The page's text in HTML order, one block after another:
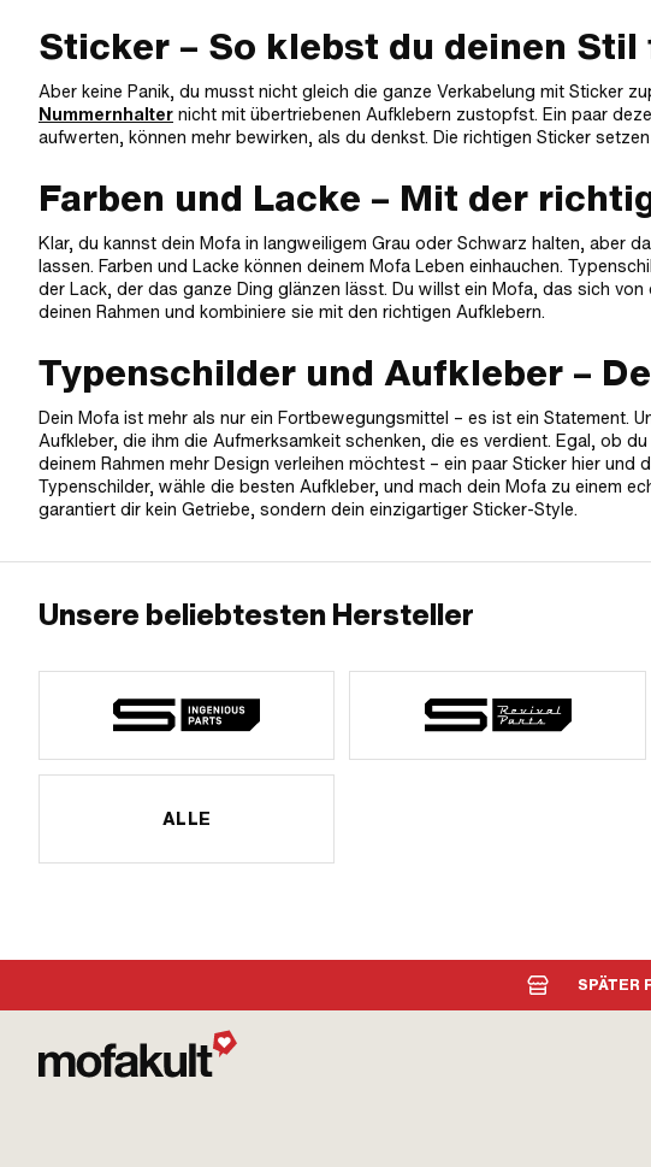
Sticker – So klebst du deinen Stil
Aber keine Panik, du musst nicht gleich die ganze Verkabelung mit Sticker
Nummernhalter nicht mit übertriebenen Aufklebern zustopfst. Ein paar
aufwerten, können mehr bewirken, als du denkst. Die richtigen Sticker
Farben und Lacke – Mit der
Klar, du kannst dein Mofa in langweiligem Grau oder Schwarz halten, aber
lassen. Farben und Lacke können deinem Mofa Leben einhauchen.
der Lack, der das ganze Ding glänzen lässt. Du willst ein Mofa, das sich
deinen Rahmen und kombiniere sie mit den richtigen Aufklebern.
Typenschilder und Aufkleber –
Dein Mofa ist mehr als nur ein Fortbewegungsmittel – es ist ein Statement.
Aufkleber, die ihm die Aufmerksamkeit schenken, die es verdient. Egal, ob
deinem Rahmen mehr Design verleihen möchtest – ein paar Sticker hier
Typenschilder, wähle die besten Aufkleber, und mach dein Mofa zu einem
garantiert dir kein Getriebe, sondern dein einzigartiger Sticker-Style.
Unsere beliebtesten Hersteller
ALLE
SPÄTER